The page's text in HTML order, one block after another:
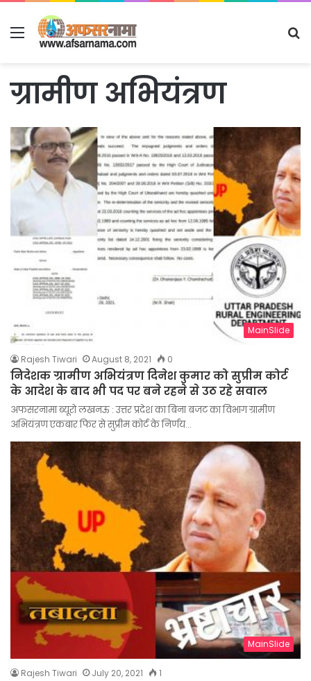
Menu
ग्रामीण अभियंत्रण
MainSlide
Rajesh Tiwari August 8, 2021 0
निदेशक ग्रामीण अभियंत्रण दिनेश कुमार को सुप्रीम कोर्ट
के आदेश के बाद भी पद पर बने रहने से उठ रहे सवाल
अफसरनामा ब्यूरो लखनऊ : उत्तर प्रदेश का बिना बजट का विभाग ग्रामीण
अभियंत्रण एकबार फिर से सुप्रीम कोर्ट के निर्णय…
MainSlide
Rajesh Tiwari July 20, 2021 1